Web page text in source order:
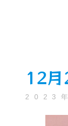
12
2023